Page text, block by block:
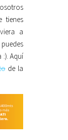
tienes
a
Aquí
de la